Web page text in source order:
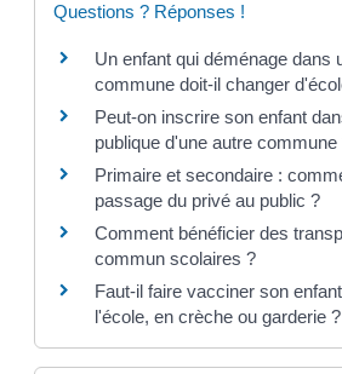
Questions ? Réponses !
Un enfant qui déménage dans
commune doit-il changer
Peut-on inscrire son enfant
publique d'une autre commune
Primaire et secondaire :
passage du privé au public ?
Comment bénéficier des
commun scolaires ?
Faut-il faire vacciner son
l'école, en crèche ou garderie ?